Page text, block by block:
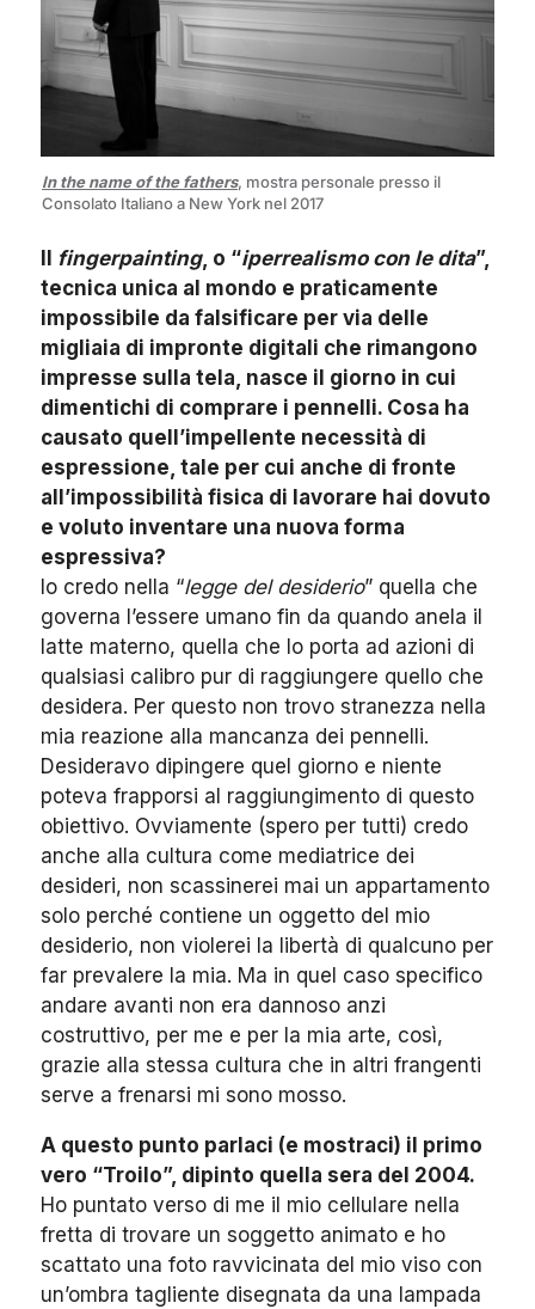
In the name of the fathers, mostra personale presso il
Consolato Italiano a New York nel 2017
fingerpainting, o “iperrealismo con le dita”,
tecnica unica al mondo e praticamente
impossibile da falsificare per via delle
migliaia di impronte digitali che rimangono
impresse sulla tela, nasce il giorno in cui
dimentichi di comprare i pennelli. Cosa ha
causato quell’impellente necessità di
espressione, tale per cui anche di fronte
all’impossibilità fisica di lavorare hai dovuto
e voluto inventare una nuova forma
espressiva?
Io credo nella “legge del desiderio” quella che
governa l’essere umano fin da quando anela il
latte materno, quella che lo porta ad azioni di
qualsiasi calibro pur di raggiungere quello che
desidera. Per questo non trovo stranezza nella
mia reazione alla mancanza dei pennelli.
Desideravo dipingere quel giorno e niente
poteva frapporsi al raggiungimento di questo
obiettivo. Ovviamente (spero per tutti) credo
anche alla cultura come mediatrice dei
desideri, non scassinerei mai un appartamento
solo perché contiene un oggetto del mio
desiderio, non violerei la libertà di qualcuno per
far prevalere la mia. Ma in quel caso specifico
andare avanti non era dannoso anzi
costruttivo, per me e per la mia arte, così,
grazie alla stessa cultura che in altri frangenti
serve a frenarsi mi sono mosso.
A questo punto parlaci (e mostraci) il primo
vero “Troilo”, dipinto quella sera del 2004.
Ho puntato verso di me il mio cellulare nella
fretta di trovare un soggetto animato e ho
scattato una foto ravvicinata del mio viso con
un’ombra tagliente disegnata da una lampada